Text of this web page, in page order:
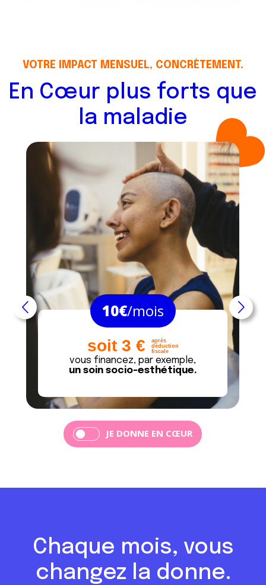
VOTRE IMPACT MENSUEL, CONCRÈTEMENT.
En Cœur plus forts que
la maladie
10€/mois
soit 3 €
après
déduction
fiscale
vous financez, par exemple,
un soin socio-esthétique.
JE DONNE EN CŒUR
slide
slide suivant
Chaque mois, vous
changez la donne.